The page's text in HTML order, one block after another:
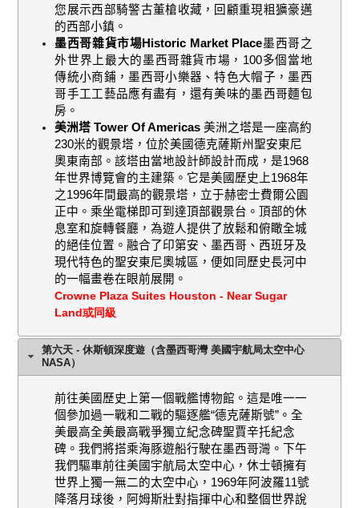
您展示西部騎警古董槍收藏，回顧重現粗獷豪邁
的西部小鎮。
墨西哥雜貨市場Historic Market Place墨西哥之
外世界上最大的墨西哥雜貨市場， 100多個當地
傳統小商鋪，墨西哥小樂器、特色大帽子，墨西
哥手工工藝品應有盡有，還有美味的墨西哥麵包
房。
美洲塔 Tower Of Americas美洲之塔是一座高約
230米的觀景塔，位於美國德克薩斯州聖安東尼
奧東南部。該塔由當地設計師設計而成，是1968
年世界博覽會的主建築。它是美國歷史上1968年
之1996年間最高的觀景塔，立于赫密士費爾公園
正中。乘坐電梯即可到達頂部觀景台。頂部的休
息室和旋轉餐廳，為遊人提供了放鬆和俯瞰全城
的絕佳位置。融合了印第安、墨西哥、西班牙及
現代特色的聖安東尼奧城區，便如同歷史長河中
的一幅畫卷在眼前展開。
Crowne Plaza Suites Houston - Near Sugar
Land或同級
第六天 - 休斯頓深度遊（含墨西哥灣 美國宇航局太空中心
NASA）
前往美國歷史上第一個戰艦博物館。這是唯一一
個參加過一戰和二戰的驅逐艦“德克薩斯號”。全
美最高全美最高戰爭獨立紀念碑聖賈辛托紀念
碑。我們將搭乘海豚遊船行駛在墨西哥灣。下午
我們驅車前往美國宇航局太空中心，休士頓擁有
世界上獨一無二的太空中心， 1969年阿波羅11號
降落月球後，阿姆斯壯對指揮中心和整個世界說